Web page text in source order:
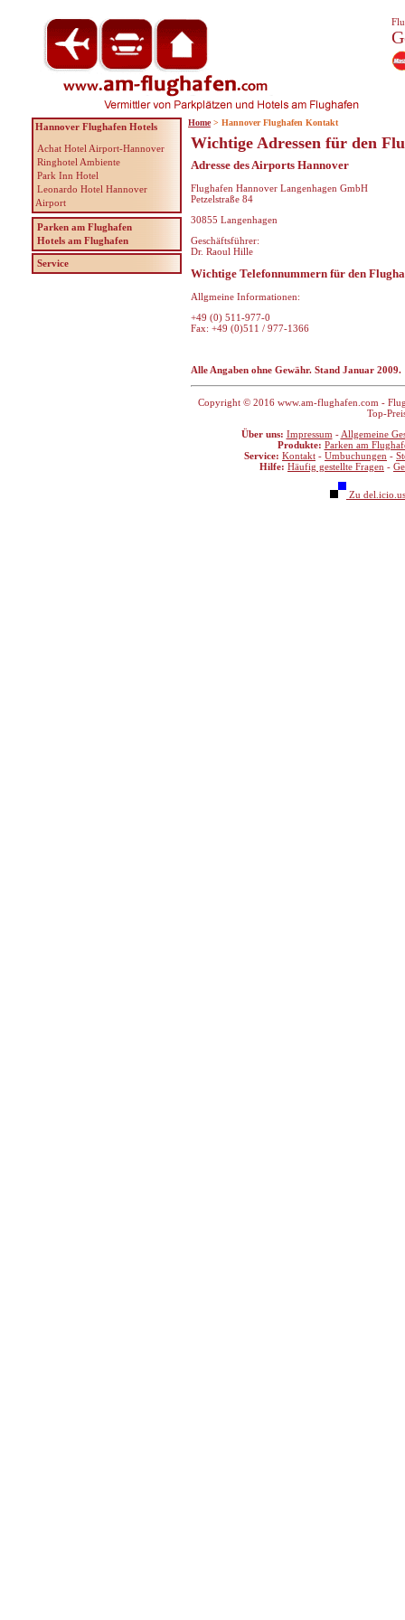
Wichtige Adressen für den
Adresse des Airports Hannover
Flughafen Hannover Langenhagen GmbH
Petzelstraße 84
30855 Langenhagen
Geschäftsführer:
Dr. Raoul Hille
Wichtige Telefonnummern für den
Allgmeine Informationen:
+49 (0) 511-977-0
Fax: +49 (0)511 / 977-1366
Alle Angaben ohne Gewähr. Stand Januar 2009.
Copyright © 2016 www.am-flughafen.com -
Top-
Über uns: Impressum - Allgemeine
Produkte: Parken am
Service: Kontakt - Umbuchungen -
Hilfe: Häufig gestellte Fragen -
Zu
Hannover Flughafen Hotels
Achat Hotel Airport-Hannover
Ringhotel Ambiente
Park Inn Hotel
Leonardo Hotel Hannover
Airport
Parken am Flughafen
Hotels am Flughafen
Service
Home > Hannover Flughafen Kontakt